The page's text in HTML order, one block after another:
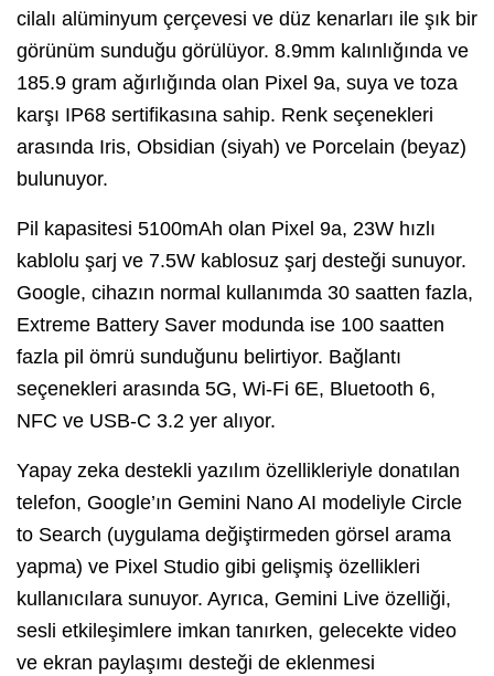
cilalı alüminyum çerçevesi ve düz kenarları ile şık bir
görünüm sunduğu görülüyor. 8.9mm kalınlığında ve
185.9 gram ağırlığında olan Pixel 9a, suya ve toza
karşı IP68 sertifikasına sahip. Renk seçenekleri
arasında Iris, Obsidian (siyah) ve Porcelain (beyaz)
bulunuyor.
Pil kapasitesi 5100mAh olan Pixel 9a, 23W hızlı
kablolu şarj ve 7.5W kablosuz şarj desteği sunuyor.
Google, cihazın normal kullanımda 30 saatten fazla,
Extreme Battery Saver modunda ise 100 saatten
fazla pil ömrü sunduğunu belirtiyor. Bağlantı
seçenekleri arasında 5G, Wi-Fi 6E, Bluetooth 6,
NFC ve USB-C 3.2 yer alıyor.
Yapay zeka destekli yazılım özellikleriyle donatılan
telefon, Google’ın Gemini Nano AI modeliyle Circle
to Search (uygulama değiştirmeden görsel arama
yapma) ve Pixel Studio gibi gelişmiş özellikleri
kullanıcılara sunuyor. Ayrıca, Gemini Live özelliği,
sesli etkileşimlere imkan tanırken, gelecekte video
ve ekran paylaşımı desteği de eklenmesi